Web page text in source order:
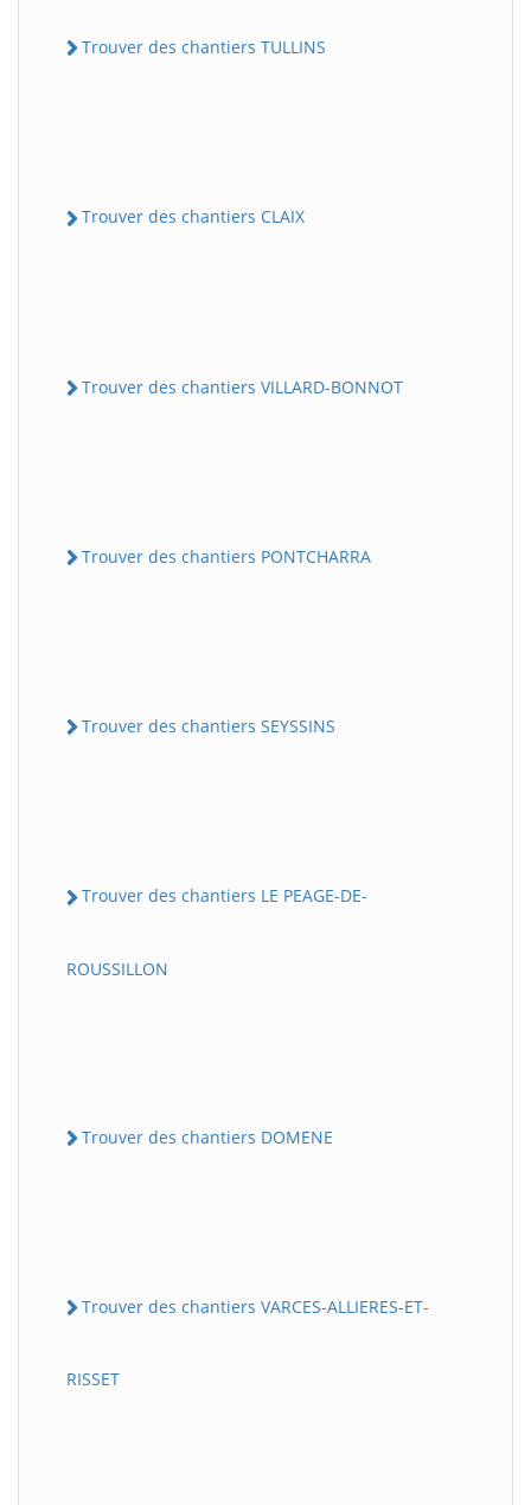
Trouver des chantiers TULLINS
Trouver des chantiers CLAIX
Trouver des chantiers VILLARD-BONNOT
Trouver des chantiers PONTCHARRA
Trouver des chantiers SEYSSINS
Trouver des chantiers LE PEAGE-DE-
ROUSSILLON
Trouver des chantiers DOMENE
Trouver des chantiers VARCES-ALLIERES-ET-
RISSET